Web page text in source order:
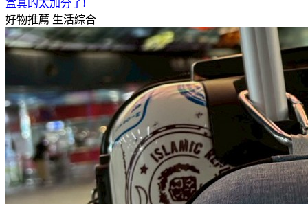
盒真的太加分了!
好物推薦 生活綜合